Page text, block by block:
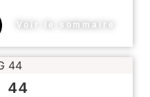
Voir le sommaire
44